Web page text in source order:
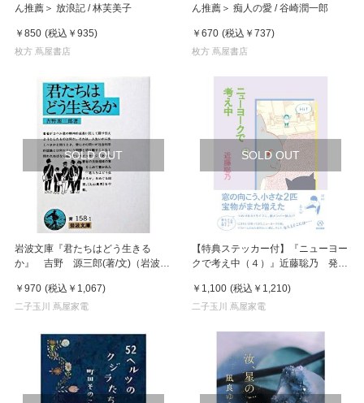
ん推薦＞ 放浪記 / 林芙美子
￥850 (税込 ￥935)
枚方 蔦屋書店
ん推薦＞ 痴人の愛 / 谷崎潤一郎
￥670 (税込 ￥737)
枚方 蔦屋書店
SOLD OUT
岩波文庫『君たちはどう生きる
か』 吉野 源三郎(著/文)（岩波書
￥970 (税込 ￥1,067)
二子玉川 蔦屋家電
SOLD OUT
【特典ステッカー付】『ニューヨー
クで考え中（４）』近藤聡乃 発
￥1,100 (税込 ￥1,210)
二子玉川 蔦屋家電